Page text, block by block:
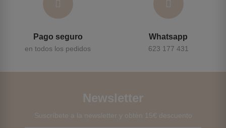
Pago seguro
en todos los pedidos
Whatsapp
623 177 431
Newsletter
Suscríbete a la newsletter y obtén 15€ descuento